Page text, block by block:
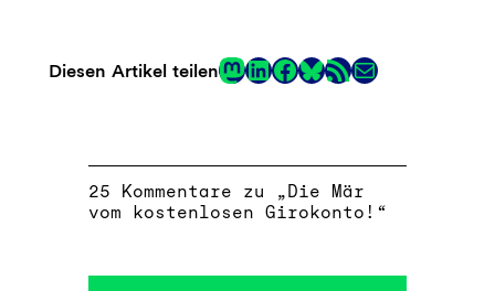
Diesen Artikel teilenMastodon
LinkedIn
Facebook
LinkRSS-Feed
E-Mail
25 Kommentare zu „Die Mär
vom kostenlosen Girokonto!“